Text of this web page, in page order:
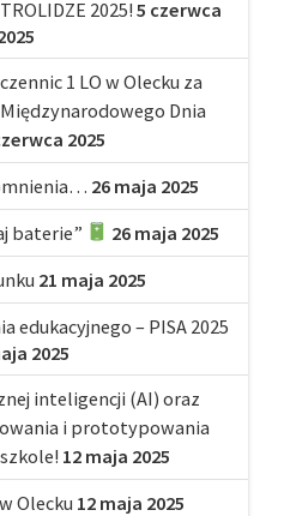
2025! 5 czerwca
1 LO w Olecku za
Dnia
2025
26 maja 2025
baterie”
26 maja 2025
21 maja 2025
edukacyjnego – PISA 2025
2025
inteligencji (AI) oraz
i prototypowania
12 maja 2025
Olecku 12 maja 2025